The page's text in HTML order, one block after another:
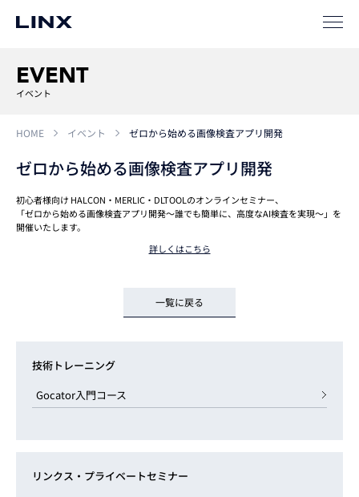
サポート
EVENT
イベント
HOME イベント ゼロから始める画像検査アプリ開発
ゼロから始める画像検査アプリ開発
初心者様向け HALCON・MERLIC・DLTOOLのオンラインセミナー、
「ゼロから始める画像検査アプリ開発～誰でも簡単に、高度なAI検査を実現～」を
開催いたします。
詳しくはこちら
一覧に戻る
技術トレーニング
Gocator入門コース
リンクス・プライベートセミナー